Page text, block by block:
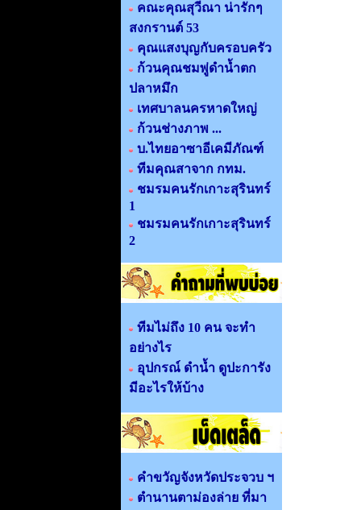
คณะคุณสุวีณา น่ารักๆ
สงกรานต์ 53
คุณแสงบุญกับครอบครัว
ก้วนคุณชมพู่ดำน้ำตก
ปลาหมึก
เทศบาลนครหาดใหญ่
ก้วนช่างภาพ ...
บ.ไทยอาซาอีเคมีภัณฑ์
ทีมคุณสาจาก กทม.
ชมรมคนรักเกาะสุรินทร์
1
ชมรมคนรักเกาะสุรินทร์
2
ทีมไม่ถึง 10 คน จะทำ
อย่างไร
อุปกรณ์ ดำน้ำ ดูปะการัง
มีอะไรให้บ้าง
คำขวัญจังหวัดประจวบ ฯ
ตำนานตาม่องล่าย ที่มา